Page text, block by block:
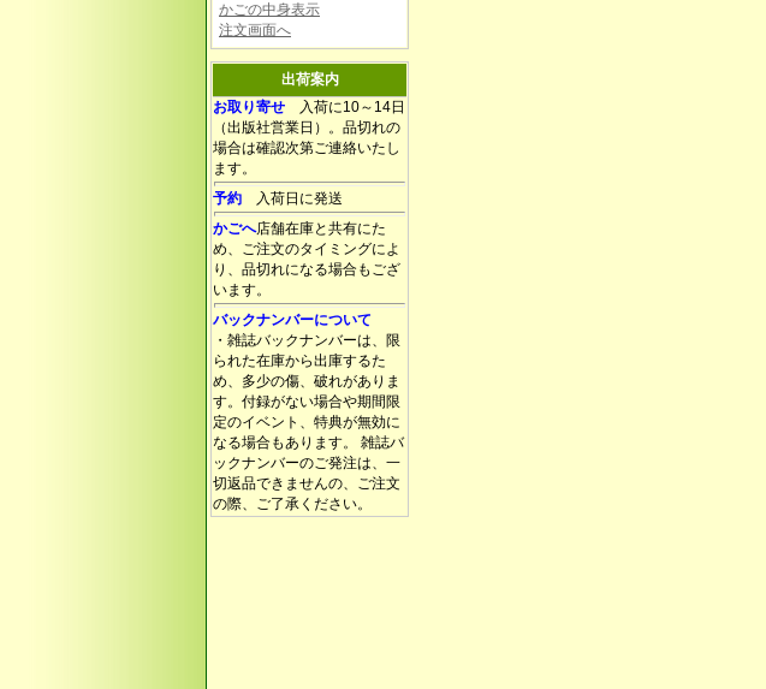
かごの中身表示
注文画面へ
出荷案内
お取り寄せ 入荷に10～14日
（出版社営業日）。品切れの
場合は確認次第ご連絡いたし
ます。
予約 入荷日に発送
かごへ店舗在庫と共有にた
め、ご注文のタイミングによ
り、品切れになる場合もござ
います。
バックナンバーについて
・雑誌バックナンバーは、限
られた在庫から出庫するた
め、多少の傷、破れがありま
す。付録がない場合や期間限
定のイベント、特典が無効に
なる場合もあります。 雑誌バ
ックナンバーのご発注は、一
切返品できませんの、ご注文
の際、ご了承ください。